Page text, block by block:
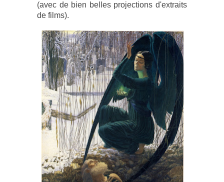
(avec de bien belles projections d'extraits
de films).